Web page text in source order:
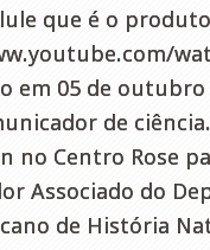
que é o
em 05 de outubro
de
no Centro Rose
Associado do
de História